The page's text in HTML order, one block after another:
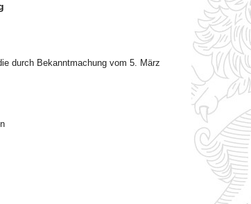
durch Bekanntmachung vom 5. März